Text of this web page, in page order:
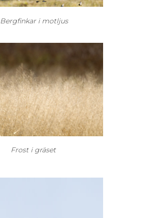
Bergfinkar i motljus
Frost i gräset